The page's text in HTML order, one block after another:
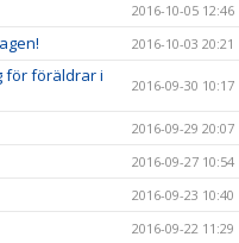
2016-10-05 12:46
2016-10-03 20:21
för föräldrar i
2016-09-30 10:17
2016-09-29 20:07
2016-09-27 10:54
2016-09-23 10:40
2016-09-22 11:29